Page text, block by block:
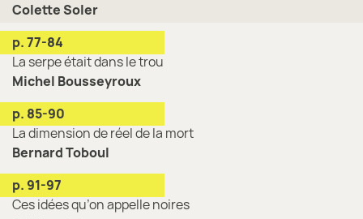
Colette Soler
p. 77-84
La serpe était dans le trou
Michel Bousseyroux
p. 85-90
La dimension de réel de la mort
Bernard Toboul
p. 91-97
Ces idées qu’on appelle noires